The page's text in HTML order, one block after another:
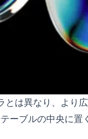
は異なり、より
ブルの中央に置